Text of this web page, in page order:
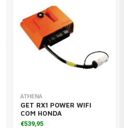
ATHENA
GET RX1 POWER WIFI
COM HONDA
€539,95